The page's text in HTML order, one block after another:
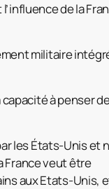
de la
militaire
capacité à penser
les États-Unis et
France veut être
aux Etats-Unis,